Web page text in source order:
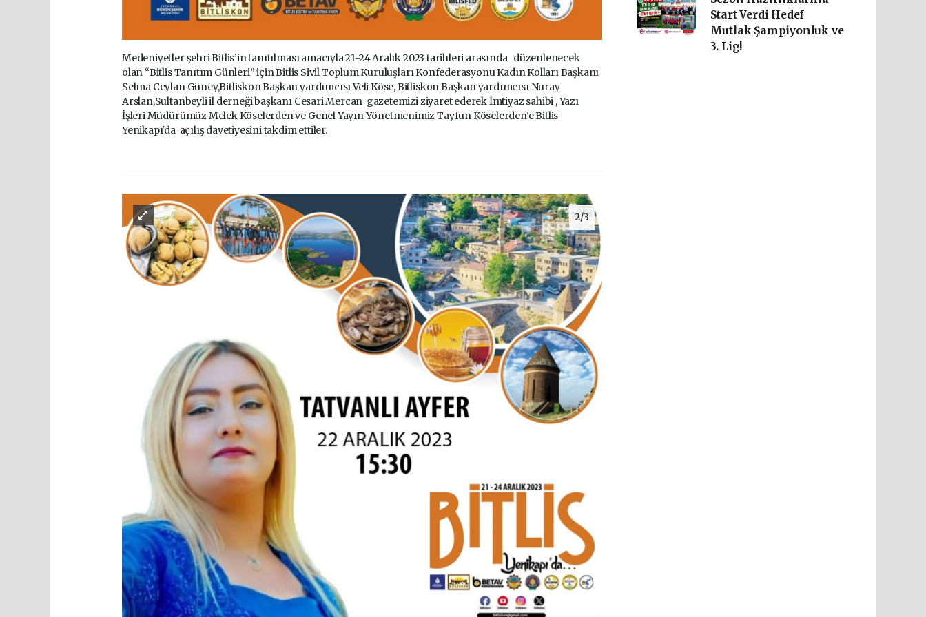
Medeniyetler şehri Bitlis’in tanıtılması amacıyla 21-24 Aralık 2023 tarihleri arasında düzenlenecek
olan “Bitlis Tanıtım Günleri” için Bitlis Sivil Toplum Kuruluşları Konfederasyonu Kadın Kolları Başkanı
Selma Ceylan Güney,Bitliskon Başkan yardımcısı Veli Köse, Bitliskon Başkan yardımcısı Nuray
Arslan,Sultanbeyli il derneği başkanı Cesari Mercan gazetemizi ziyaret ederek İmtiyaz sahibi , Yazı
İşleri Müdürümüz Melek Köselerden ve Genel Yayın Yönetmenimiz Tayfun Köselerden'e Bitlis
Yenikapı'da açılış davetiyesini takdim ettiler.
2/3
Start Verdi Hedef
Mutlak Şampiyonluk ve
3. Lig!